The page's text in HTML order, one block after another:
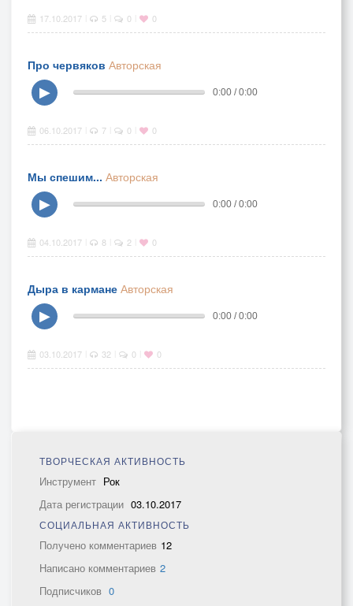
17.10.2017 5 0 0
Про червяков Авторская
▶
0:00 / 0:00
06.10.2017 7 0 0
Мы спешим... Авторская
▶
0:00 / 0:00
04.10.2017 8 2 0
Дыра в кармане Авторская
▶
0:00 / 0:00
03.10.2017 32 0 0
ТВОРЧЕСКАЯ АКТИВНОСТЬ
Инструмент Рок
Дата регистрации 03.10.2017
СОЦИАЛЬНАЯ АКТИВНОСТЬ
Получено комментариев 12
Написано комментариев 2
Подписчиков 0